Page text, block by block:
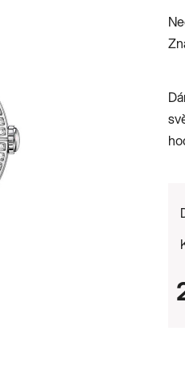
0,0
z
5